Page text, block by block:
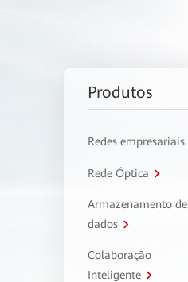
Produtos
Redes empresariais
Rede Óptica
Armazenamento de
dados
Colaboração
Inteligente